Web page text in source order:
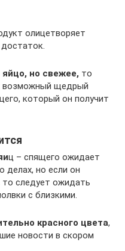
олицетворяет
но свежее, то
возможный щедрый
который он получит
ц – спящего ожидает
делах, но если он
то следует ожидать
с близкими.
красного цвета,
новости в скором